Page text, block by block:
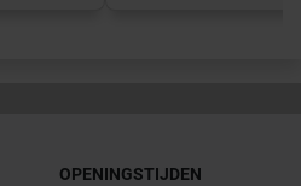
OPENINGSTIJDEN